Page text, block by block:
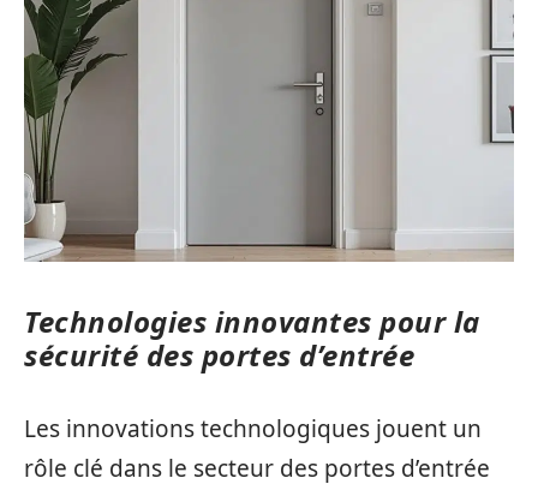
Technologies innovantes pour la
sécurité des portes d’entrée
Les innovations technologiques jouent un
rôle clé dans le secteur des portes d’entrée